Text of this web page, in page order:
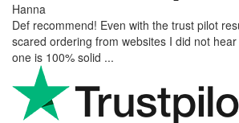
Hanna
Def recommend! Even with the trust pilot
scared ordering from websites I did not
one is 100% solid ...